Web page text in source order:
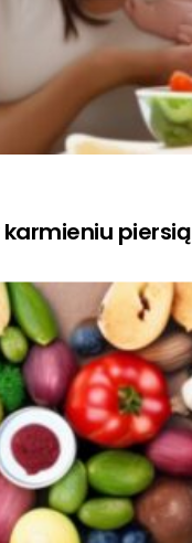
karmieniu piersią